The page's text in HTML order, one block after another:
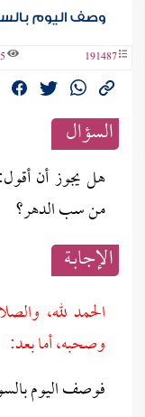
وصف اليوم
191487
السؤال
هل يجوز أن
من سب الدهر؟
الإجابــة
الحمد لله،
وصحبه، أما بعد:
فوصف اليوم